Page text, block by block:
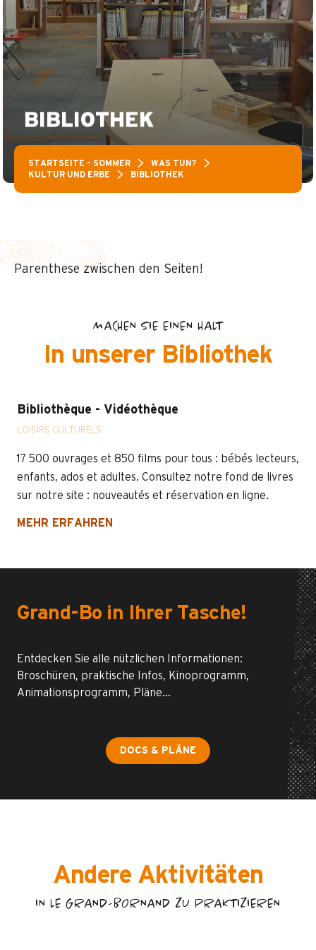
BIBLIOTHEK
STARTSEITE – SOMMER
WAS TUN?
KULTUR UND ERBE
BIBLIOTHEK
Parenthese zwischen den Seiten!
MACHEN SIE EINEN HALT
In unserer Bibliothek
Bibliothèque - Vidéothèque
LOISIRS CULTURELS
17 500 ouvrages et 850 films pour tous : bébés lecteurs,
enfants, ados et adultes. Consultez notre fond de livres
sur notre site : nouveautés et réservation en ligne.
MEHR ERFAHREN
Grand-Bo in Ihrer Tasche!
Entdecken Sie alle nützlichen Informationen:
Broschüren, praktische Infos, Kinoprogramm,
Animationsprogramm, Pläne…
DOCS & PLÄNE
Andere Aktivitäten
IN LE GRAND-BORNAND ZU PRAKTIZIEREN